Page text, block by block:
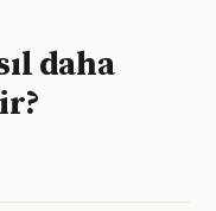
daha